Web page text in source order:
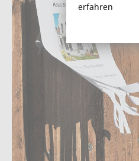
erfahren